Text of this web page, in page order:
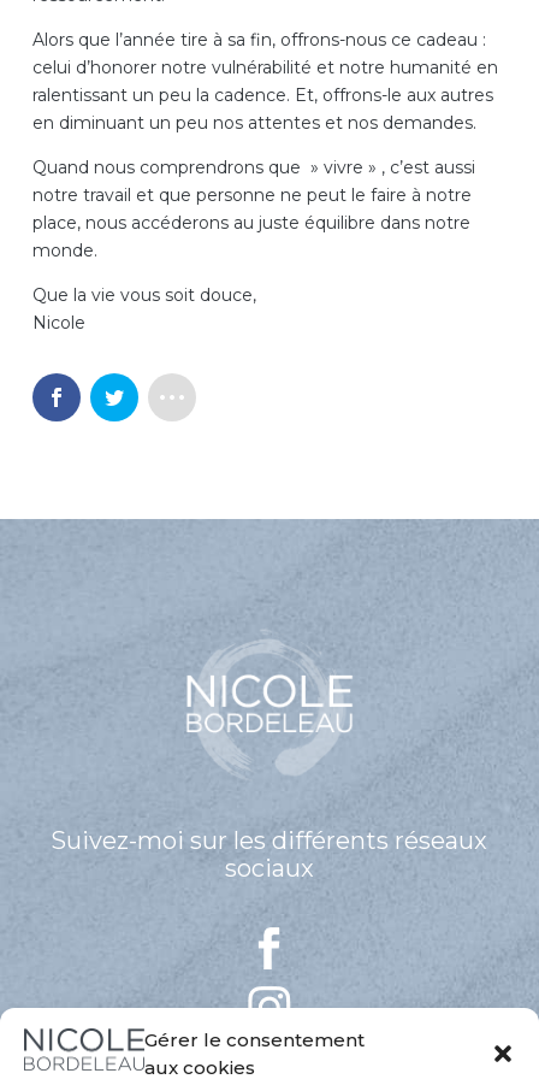
Gérer le consentement
aux cookies
Alors que l’année tire à sa fin, offrons-nous ce cadeau :
celui d’honorer notre vulnérabilité et notre humanité en
ralentissant un peu la cadence. Et, offrons-le aux autres
en diminuant un peu nos attentes et nos demandes.
Quand nous comprendrons que » vivre » , c’est aussi
notre travail et que personne ne peut le faire à notre
place, nous accéderons au juste équilibre dans notre
monde.
Que la vie vous soit douce,
Nicole
Suivez-moi sur les différents réseaux
sociaux